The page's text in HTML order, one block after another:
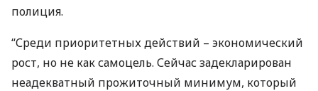
полиция.
“Среди приоритетных действий – экономический
рост, но не как самоцель. Сейчас задекларирован
неадекватный прожиточный минимум, который